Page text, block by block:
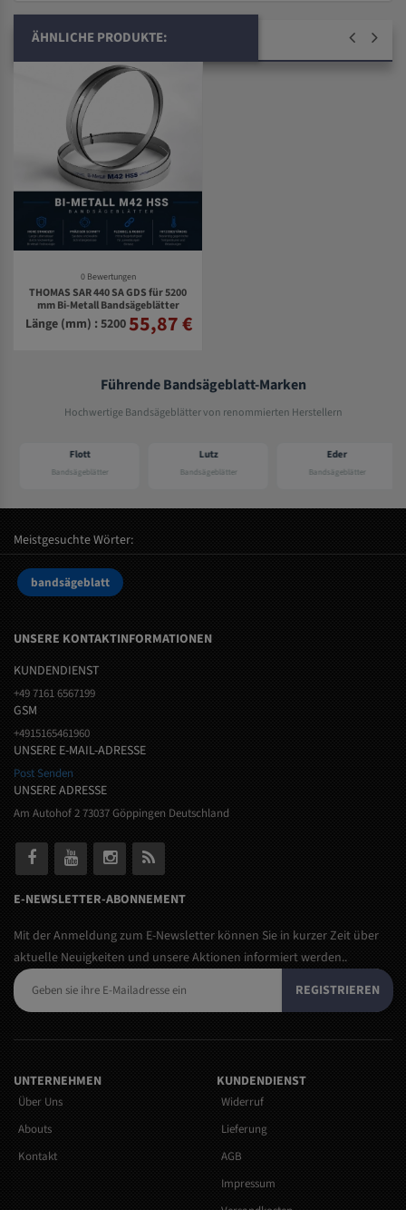
ÄHNLICHE PRODUKTE:
0 Bewertungen
THOMAS SAR 440 SA GDS für 5200
mm Bi-Metall Bandsägeblätter
Länge (mm) : 520055,87 €
Führende Bandsägeblatt-Marken
Hochwertige Bandsägeblätter von renommierten Herstellern
Flott
Bandsägeblätter
Lutz
Bandsägeblätter
Eder
Bandsägeblätter
Meistgesuchte Wörter:
bandsägeblatt
UNSERE KONTAKTINFORMATIONEN
KUNDENDIENST
+49 7161 6567199
GSM
+4915165461960
UNSERE E-MAIL-ADRESSE
Post Senden
UNSERE ADRESSE
Am Autohof 2 73037 Göppingen Deutschland
E-NEWSLETTER-ABONNEMENT
Mit der Anmeldung zum E-Newsletter können Sie in kurzer Zeit über
aktuelle Neuigkeiten und unsere Aktionen informiert werden..
REGISTRIEREN
UNTERNEHMEN
Über Uns
Abouts
Kontakt
KUNDENDIENST
Widerruf
Lieferung
AGB
Impressum